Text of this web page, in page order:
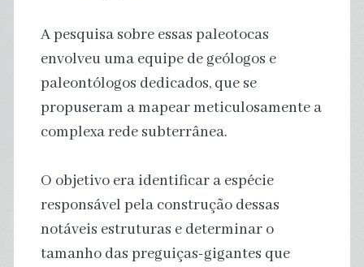
A pesquisa sobre essas paleotocas
envolveu uma equipe de geólogos e
paleontólogos dedicados, que se
propuseram a mapear meticulosamente a
complexa rede subterrânea.
O objetivo era identificar a espécie
responsável pela construção dessas
notáveis estruturas e determinar o
tamanho das preguiças-gigantes que